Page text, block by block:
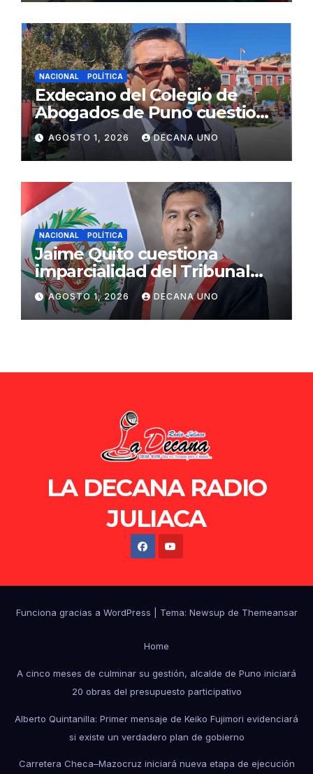
NACIONAL POLÍTICA
Exdecano del Colegio de
Abogados de Puno cuestiona
propuestas sobre seguridad
ciudadana
AGOSTO 1, 2026 DECANA UNO
NACIONAL POLÍTICA
Jaime Quito cuestiona
imparcialidad del Tribunal
Constitucional tras liberación
de Ollanta Humala
AGOSTO 1, 2026 DECANA UNO
LA DECANA RADIO
JULIACA
Funciona gracias a WordPress Tema: Newsup de Themeansar
Home
A cinco meses de culminar su gestión, alcalde de Puno iniciará
20 obras del presupuesto participativo
Alberto Quintanilla: Primer mensaje de Keiko Fujimori evidenciará
si existe un verdadero plan de gobierno
Carretera Checa–Mazocruz iniciará nueva etapa de ejecución